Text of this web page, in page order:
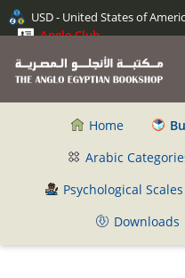
USD - United States of
Anglo Club
Home
Arabic
Psychological
Downloads